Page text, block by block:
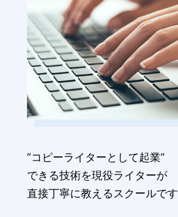
”コピーライターとして起業”
できる技術を現役ライターが
直接丁寧に教えるスクールです